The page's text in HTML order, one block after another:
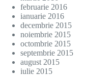
februarie 2016
ianuarie 2016
decembrie 2015
noiembrie 2015
octombrie 2015
septembrie 2015
august 2015
iulie 2015